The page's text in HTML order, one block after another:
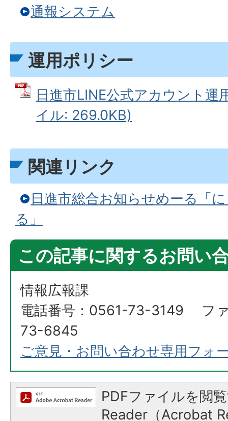
通報システム
運用ポリシー
日進市LINE公式アカウント運
イル: 269.0KB)
関連リンク
日進市総合お知らせめーる「
る」
この記事に関するお問い
情報広報課
電話番号：0561-73-3149 フ
73-6845
ご意見・お問い合わせ専用フォ
PDFファイルを閲
Reader（Acrobat